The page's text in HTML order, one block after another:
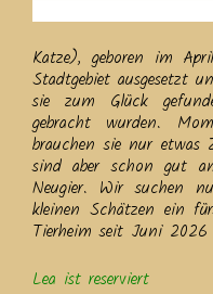
Katze), geboren im
Stadtgebiet ausgesetzt
sie zum Glück
gebracht wurden.
brauchen sie nur etwas
sind aber schon gut
Neugier. Wir suchen
kleinen Schätzen ein
Tierheim seit Juni 2026
Lea ist reserviert